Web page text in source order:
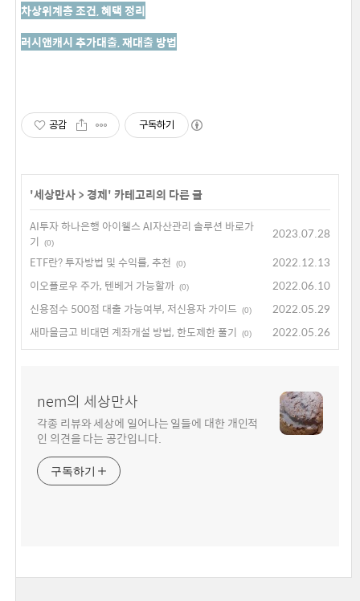
차상위계층 조건, 혜택 정리
러시앤캐시 추가대출, 재대출 방법
공감 구독하기
'세상만사> 경제' 카테고리의 다른 글
AI투자 하나은행 아이웰스 AI자산관리 솔루션 바로가
기
(0)
2023.07.28
ETF란? 투자방법 및 수익률, 추천
(0)
2022.12.13
이오플로우 주가, 텐베거 가능할까 (0)
2022.06.10
신용점수 500점 대출 가능여부, 저신용자 가이드 (0)
2022.05.29
새마을금고 비대면 계좌개설 방법, 한도제한 풀기
(0) 2022.05.26
nem의 세상만사
각종 리뷰와 세상에 일어나는 일들에 대한 개인적
인 의견을 다는 공간입니다.
구독하기